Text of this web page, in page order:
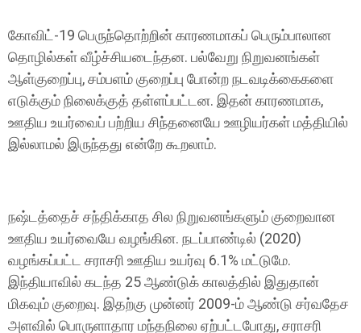
கோவிட்-19 பெருந்தொற்றின் காரணமாகப் பெரும்பாலான
தொழில்கள் வீழ்ச்சியடைந்தன. பல்வேறு நிறுவனங்கள்
ஆள்குறைப்பு, சம்பளம் குறைப்பு போன்ற நடவடிக்கைகளை
எடுக்கும் நிலைக்குத் தள்ளப்பட்டன. இதன் காரணமாக,
ஊதிய உயர்வைப் பற்றிய சிந்தனையே ஊழியர்கள் மத்தியில்
இல்லாமல் இருந்தது என்றே கூறலாம்.
நஷ்டத்தைச் சந்திக்காத சில நிறுவனங்களும் குறைவான
ஊதிய உயர்வையே வழங்கின. நடப்பாண்டில் (2020)
வழங்கப்பட்ட சராசரி ஊதிய உயர்வு 6.1% மட்டுமே.
இந்தியாவில் கடந்த 25 ஆண்டுக் காலத்தில் இதுதான்
மிகவும் குறைவு. இதற்கு முன்னர் 2009-ம் ஆண்டு சர்வதேச
அளவில் பொருளாதார மந்தநிலை ஏற்பட்டபோது, சராசரி